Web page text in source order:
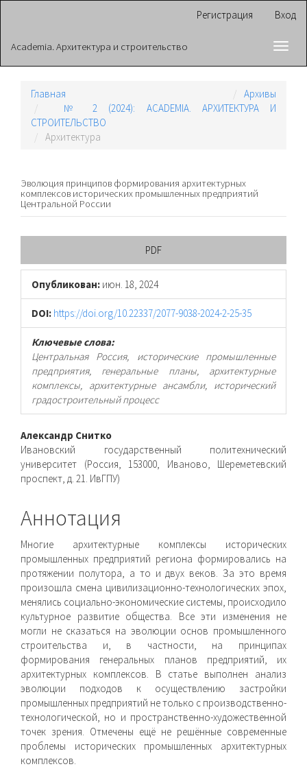
Основное
содержимое
панель
Регистрация Вход
Academia. Архитектура и строительство
Главная
Архивы
№ 2 (2024): ACADEMIA. АРХИТЕКТУРА И
СТРОИТЕЛЬСТВО
Архитектура
Эволюция принципов формирования архитектурных
комплексов исторических промышленных предприятий
Центральной России
панель
статьи
PDF
Опубликован: июн. 18, 2024
DOI: https://doi.org/10.22337/2077-9038-2024-2-25-35
Ключевые слова:
Центральная Россия, исторические промышленные
предприятия, генеральные планы, архитектурные
комплексы, архитектурные ансамбли, исторический
градостроительный процесс
Основное
содержимое
статьи
Александр Снитко
Ивановский государственный политехнический
университет (Россия, 153000, Иваново, Шереметевский
проспект, д. 21. ИвГПУ)
Аннотация
Многие архитектурные комплексы исторических
промышленных предприятий региона формировались на
протяжении полутора, а то и двух веков. За это время
произошла смена цивилизационно-технологических эпох,
менялись социально-экономические системы, происходило
культурное развитие общества. Все эти изменения не
могли не сказаться на эволюции основ промышленного
строительства и, в частности, на принципах
формирования генеральных планов предприятий, их
архитектурных комплексов. В статье выполнен анализ
эволюции подходов к осуществлению застройки
промышленных предприятий не только с производственно-
технологической, но и пространственно-художественной
точек зрения. Отмечены ещё не решённые современные
проблемы исторических промышленных архитектурных
комплексов.